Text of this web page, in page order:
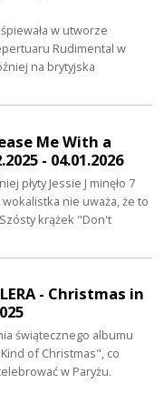
w utworze
Rudimental w
na brytyjska
Me With a
- 04.01.2026
płyty Jessie J minęło 7
nie uważa, że to
krążek "Don't
- Christmas in
świątecznego albumu
of Christmas", co
w Paryżu.